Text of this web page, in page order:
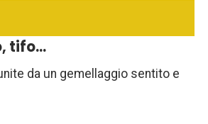
tifo...
da un gemellaggio sentito e